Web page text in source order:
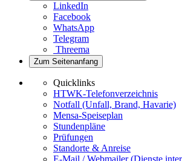
LinkedIn
Facebook
WhatsApp
Telegram
Threema
Zum Seitenanfang
Quicklinks
HTWK-Telefonverzeichnis
Notfall (Unfall, Brand, Havarie)
Mensa-Speiseplan
Stundenpläne
Prüfungen
Standorte & Anreise